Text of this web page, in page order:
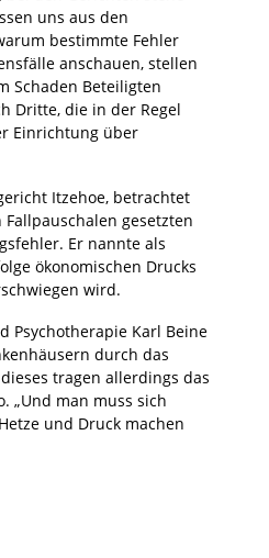
uns aus den
bestimmte Fehler
anschauen, stellen
Schaden Beteiligten
Dritte, die in der Regel
Einrichtung über
Itzehoe, betrachtet
gesetzten
Er nannte als
ökonomischen Drucks
wird.
Psychotherapie Karl Beine
durch das
tragen allerdings das
„Und man muss sich
und Druck machen